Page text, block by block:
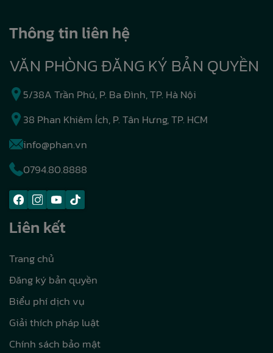
Thông tin liên hệ
VĂN PHÒNG ĐĂNG KÝ BẢN QUYỀN
5/38A Trần Phú, P. Ba Đình, TP. Hà Nội
38 Phan Khiêm Ích, P. Tân Hưng, TP. HCM
info@phan.vn
0794.80.8888
Liên kết
Trang chủ
Đăng ký bản quyền
Biểu phí dịch vụ
Giải thích pháp luật
Chính sách bảo mật